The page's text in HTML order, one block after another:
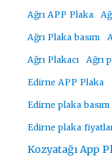
Ağrı APP Plaka
Ağrı Plaka basım
Ağrı Plakacı Ağrı
Edirne APP Plaka
Edirne plaka basım
Edirne plaka
Kozyatağı App